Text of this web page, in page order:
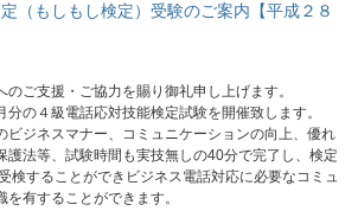
（もしもし検定）受験のご案内【平成２８
のご支援・ご協力を賜り御礼申し上げます。
分の４級電話応対技能検定試験を開催致します。
ビジネスマナー、コミュニケーションの向上、優れ
護法等、試験時間も実技無しの40分で完了し、検定
検することができビジネス電話対応に必要なコミュ
有することができます。